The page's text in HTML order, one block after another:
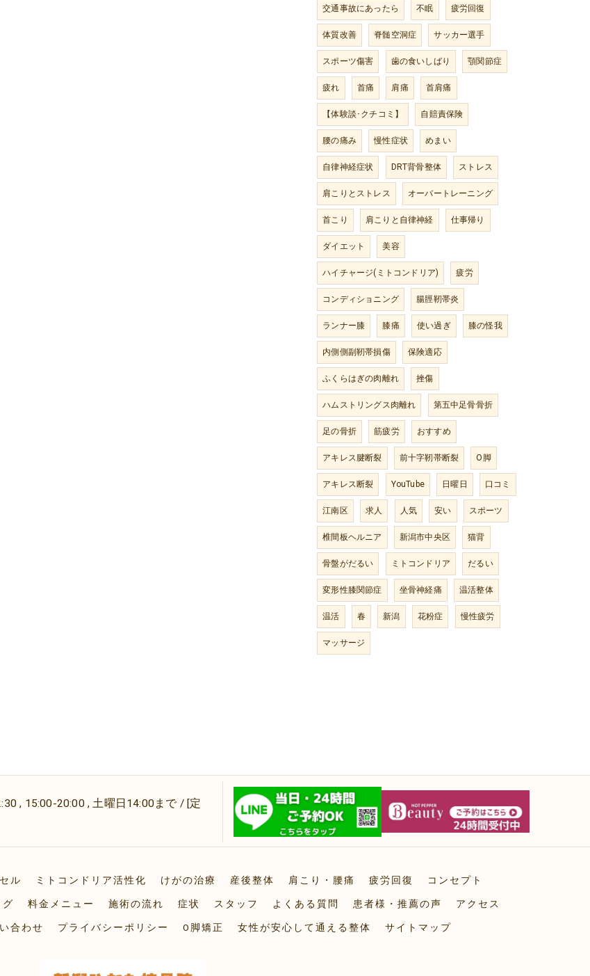
交通事故にあったら 不眠 疲労回復
体質改善 脊髄空洞症 サッカー選手
スポーツ傷害 歯の食いしばり 顎関節症
疲れ 首痛 肩痛 首肩痛
【体験談･クチコミ】 自賠責保険
腰の痛み 慢性症状 めまい
自律神経症状 DRT背骨整体 ストレス
肩こりとストレス オーバートレーニング
首こり 肩こりと自律神経 仕事帰り
ダイエット 美容
ハイチャージ(ミトコンドリア) 疲労
コンディショニング 腸脛靭帯炎
ランナー膝 膝痛 使い過ぎ 膝の怪我
内側側副靭帯損傷 保険適応
ふくらはぎの肉離れ 挫傷
ハムストリングス肉離れ 第五中足骨骨折
足の骨折 筋疲労 おすすめ
アキレス腱断裂 前十字靭帯断裂 O脚
アキレス断裂 YouTube 日曜日 口コミ
江南区 求人 人気 安い スポーツ
椎間板ヘルニア 新潟市中央区 猫背
骨盤がだるい ミトコンドリア だるい
変形性膝関節症 坐骨神経痛 温活整体
温活 春 新潟 花粉症 慢性疲労
マッサージ
, 15:00-20:00 , 土曜日14:00まで / [定
ル ミトコンドリア活性化 けがの治療 産後整体 肩こり・腰痛 疲労回復 コンセプト
グ 料金メニュー 施術の流れ 症状 スタッフ よくある質問 患者様・推薦の声 アクセス
合わせ プライバシーポリシー O脚矯正 女性が安心して通える整体 サイトマップ